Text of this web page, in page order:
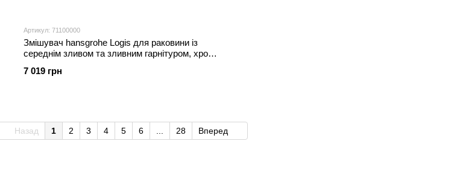
Артикул: 71100000
Змішувач hansgrohe Logis для раковини із
середнім зливом та зливним гарнітуром, хром
7 019 грн
Назад 1 2 3 4 5 6 28 Вперед